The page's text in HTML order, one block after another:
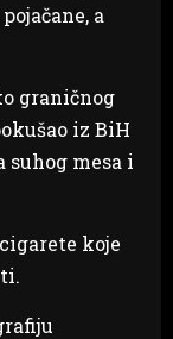
a
graničnog
iz BiH
mesa i
koje